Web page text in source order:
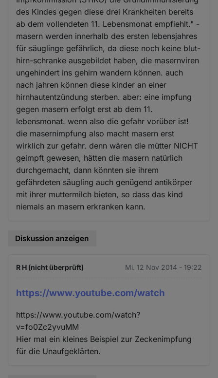
des Kindes gegen diese drei Krankheiten bereits
ab dem vollendeten 11. Lebensmonat empfiehlt." -
masern werden innerhalb des ersten lebensjahres
für säuglinge gefährlich, da diese noch keine blut-
hirn-schranke ausgebildet haben, die masernviren
ungehindert ins gehirn wandern können. auch
nach jahren können diese kinder an einer
hirnhautentzündung sterben. aber: eine impfung
gegen masern erfolgt erst ab dem 11.
lebensmonat. wenn also die gefahr vorüber ist!
die masernimpfung also macht masern erst
wirklich zur gefahr. denn wären die mütter NICHT
geimpft gewesen, hätten die masern natürlich
durchgemacht, dann könnten sie ihrem
gefährdeten säugling auch genügend antikörper
mit ihrer muttermilch bieten, so dass das kind
niemals an masern erkranken kann.
Diskussion anzeigen
R H (nicht überprüft) Mi. 12 Nov 2014 - 19:22
https://www.youtube.com/watch
https://www.youtube.com/watch?
v=fo0Zc2yvuMM
Hier mal ein kleines Beispiel zur Zeckenimpfung
für die Unaufgeklärten.